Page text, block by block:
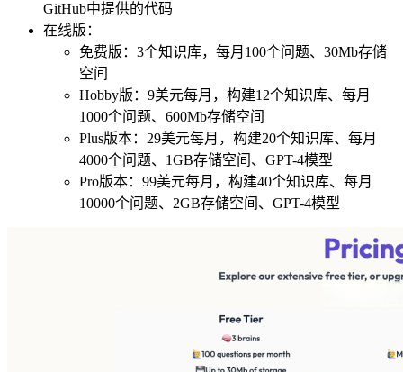
GitHub中提供的代码
在线版：
免费版：3个知识库，每月100个问题、30Mb存储
空间
Hobby版：9美元每月，构建12个知识库、每月
1000个问题、600Mb存储空间
Plus版本：29美元每月，构建20个知识库、每月
4000个问题、1GB存储空间、GPT-4模型
Pro版本：99美元每月，构建40个知识库、每月
10000个问题、2GB存储空间、GPT-4模型